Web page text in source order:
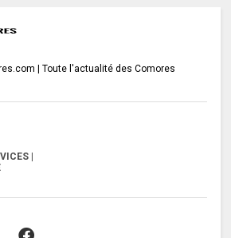
| Toute l'actualité des Comores
|